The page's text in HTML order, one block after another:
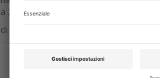
a 2 fasi a paragone con...
di
Approfondisci